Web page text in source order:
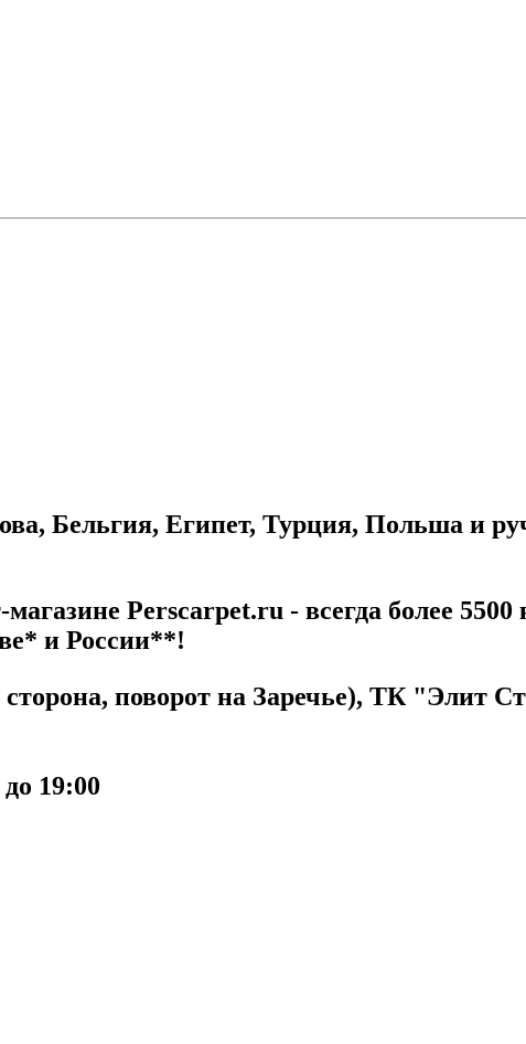
Бельгия, Египет, Турция, Польша и
Perscarpet.ru - всегда более
и России**!
поворот на Заречье), ТК "Элит
19:00